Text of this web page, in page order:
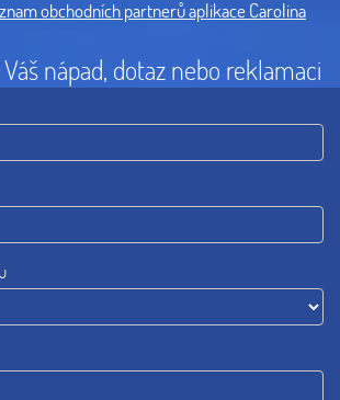
obchodních partnerů aplikace Carolina
nápad, dotaz nebo reklamaci